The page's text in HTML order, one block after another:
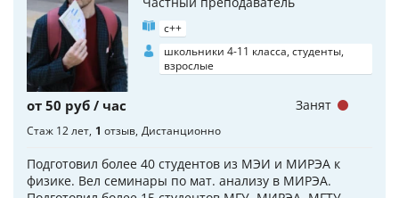
c++
школьники 4-11 класса, студенты,
взрослые
от 50 руб / час
Стаж 12 лет 1 отзыв Дистанционно
Подготовил более 40 студентов из МЭИ и МИРЭА к
физике. Вел семинары по мат. анализу в МИРЭА.
Занят